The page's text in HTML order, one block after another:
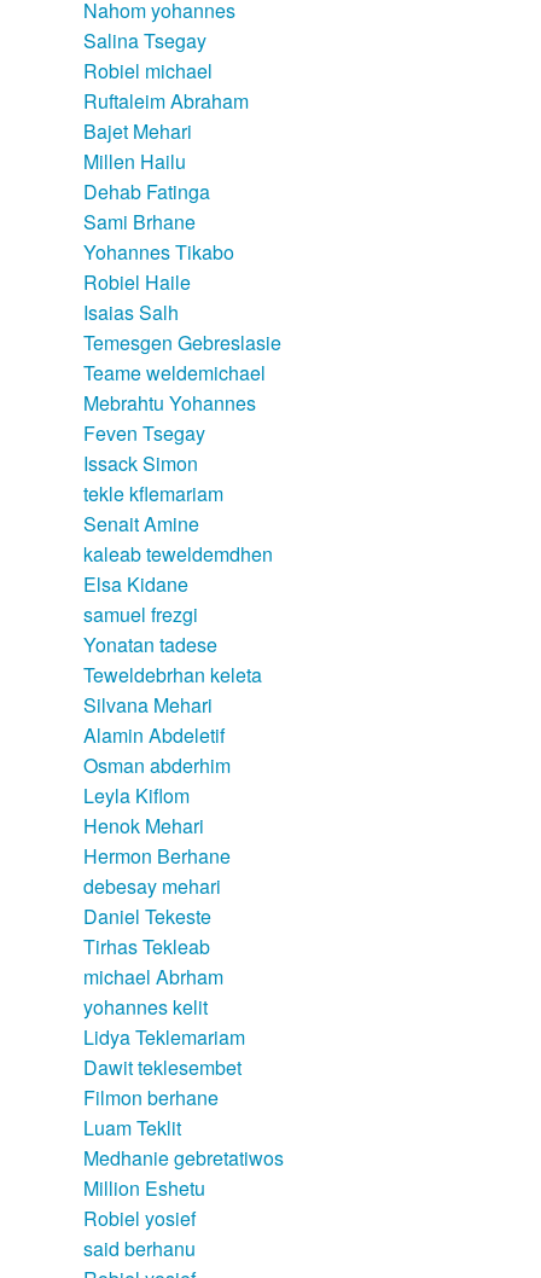
Nahom yohannes
Salina Tsegay
Robiel michael
Ruftaleim Abraham
Bajet Mehari
Millen Hailu
Dehab Fatinga
Sami Brhane
Yohannes Tikabo
Robiel Haile
Isaias Salh
Temesgen Gebreslasie
Teame weldemichael
Mebrahtu Yohannes
Feven Tsegay
Issack Simon
tekle kflemariam
Senait Amine
kaleab teweldemdhen
Elsa Kidane
samuel frezgi
Yonatan tadese
Teweldebrhan keleta
Silvana Mehari
Alamin Abdeletif
Osman abderhim
Leyla Kiflom
Henok Mehari
Hermon Berhane
debesay mehari
Daniel Tekeste
Tirhas Tekleab
michael Abrham
yohannes kelit
Lidya Teklemariam
Dawit teklesembet
Filmon berhane
Luam Teklit
Medhanie gebretatiwos
Million Eshetu
Robiel yosief
said berhanu